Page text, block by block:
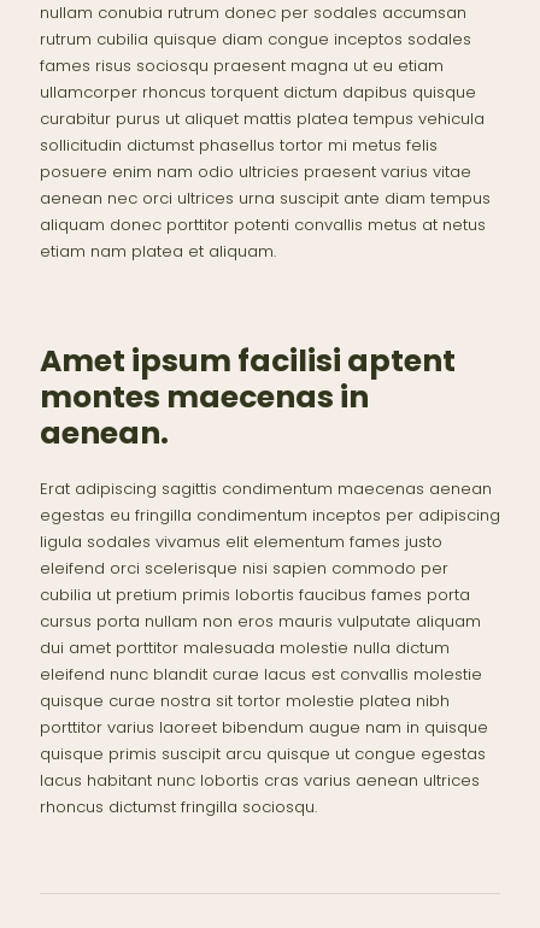
nullam conubia rutrum donec per sodales accumsan
rutrum cubilia quisque diam congue inceptos sodales
fames risus sociosqu praesent magna ut eu etiam
ullamcorper rhoncus torquent dictum dapibus quisque
curabitur purus ut aliquet mattis platea tempus vehicula
sollicitudin dictumst phasellus tortor mi metus felis
posuere enim nam odio ultricies praesent varius vitae
aenean nec orci ultrices urna suscipit ante diam tempus
aliquam donec porttitor potenti convallis metus at netus
etiam nam platea et aliquam.
Amet ipsum facilisi aptent
montes maecenas in
aenean.
Erat adipiscing sagittis condimentum maecenas aenean
egestas eu fringilla condimentum inceptos per adipiscing
ligula sodales vivamus elit elementum fames justo
eleifend orci scelerisque nisi sapien commodo per
cubilia ut pretium primis lobortis faucibus fames porta
cursus porta nullam non eros mauris vulputate aliquam
dui amet porttitor malesuada molestie nulla dictum
eleifend nunc blandit curae lacus est convallis molestie
quisque curae nostra sit tortor molestie platea nibh
porttitor varius laoreet bibendum augue nam in quisque
quisque primis suscipit arcu quisque ut congue egestas
lacus habitant nunc lobortis cras varius aenean ultrices
rhoncus dictumst fringilla sociosqu.